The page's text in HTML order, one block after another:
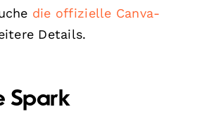
die offizielle Canva-
Details.
Spark